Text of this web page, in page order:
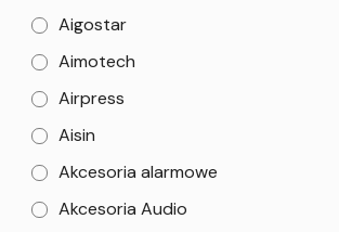
Aigostar
Aimotech
Airpress
Aisin
Akcesoria alarmowe
Akcesoria Audio